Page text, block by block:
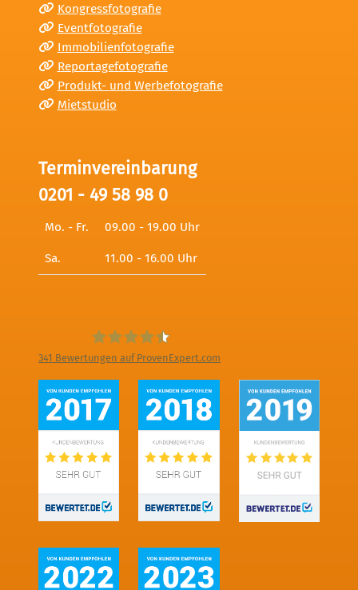
Kongressfotografie
Eventfotografie
Immobilienfotografie
Reportagefotografie
Produkt- und Werbefotografie
Mietstudio
Terminvereinbarung
0201 - 49 58 98 0
Mo. - Fr. 09.00 - 19.00 Uhr
Sa. 11.00 - 16.00 Uhr
Digitale Fotografien - Foto und Film
Produktion
341 Bewertungen auf ProvenExpert.com